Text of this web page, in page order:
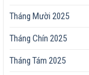
Tháng Mười 2025
Tháng Chín 2025
Tháng Tám 2025